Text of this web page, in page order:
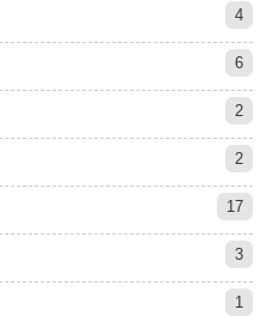
4
6
2
2
17
3
1